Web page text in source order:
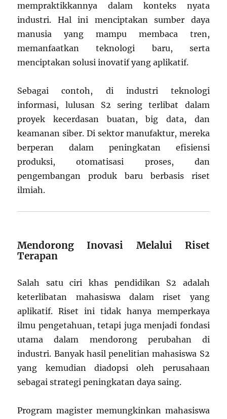
mempraktikkannya dalam konteks nyata
industri. Hal ini menciptakan sumber daya
manusia yang mampu membaca tren,
memanfaatkan teknologi baru, serta
menciptakan solusi inovatif yang aplikatif.
Sebagai contoh, di industri teknologi
informasi, lulusan S2 sering terlibat dalam
proyek kecerdasan buatan, big data, dan
keamanan siber. Di sektor manufaktur, mereka
berperan dalam peningkatan efisiensi
produksi, otomatisasi proses, dan
pengembangan produk baru berbasis riset
ilmiah.
Mendorong Inovasi Melalui Riset
Terapan
Salah satu ciri khas pendidikan S2 adalah
keterlibatan mahasiswa dalam riset yang
aplikatif. Riset ini tidak hanya memperkaya
ilmu pengetahuan, tetapi juga menjadi fondasi
utama dalam mendorong perubahan di
industri. Banyak hasil penelitian mahasiswa S2
yang kemudian diadopsi oleh perusahaan
sebagai strategi peningkatan daya saing.
Program magister memungkinkan mahasiswa